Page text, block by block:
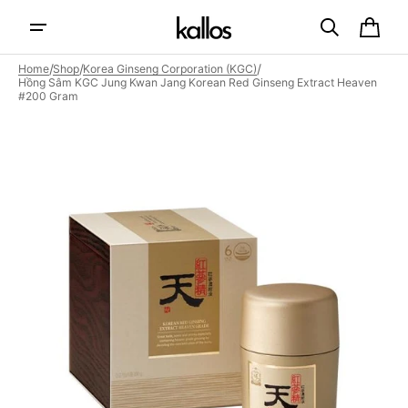
content
Cart
Open
featured
media
gallery
view
Home/Shop/Korea Ginseng Corporation (KGC)/
Hồng Sâm KGC Jung Kwan Jang Korean Red Ginseng Extract Heaven
#200 Gram